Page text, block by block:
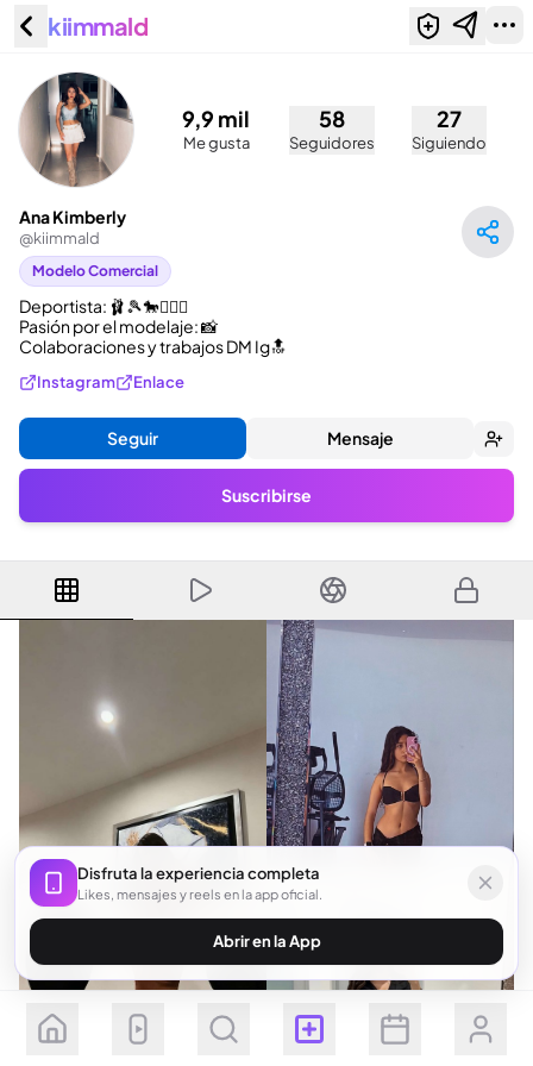
Ana Kimberly (@kiimmald)
kiimmald
9,9 mil
Me gusta
58
Seguidores
27
Siguiendo
Ana Kimberly
@kiimmald
Modelo Comercial
Deportista: 🩰🎾🐎🏊🏼‍♀️
Pasión por el modelaje: 📸
Colaboraciones y trabajos DM Ig🔝
Instagram Enlace
Seguir Mensaje
Suscribirse
Seguir Suscribirse
Disfruta la experiencia completa
Likes, mensajes y reels en la app oficial.
Abrir en la App